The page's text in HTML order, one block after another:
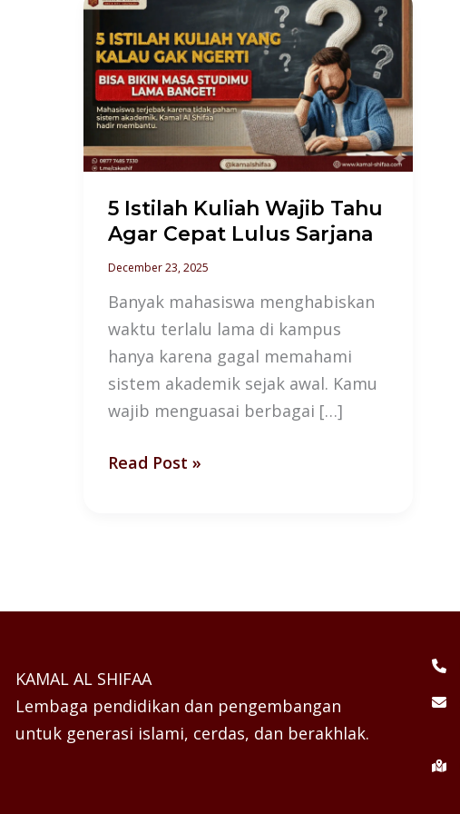
5 Istilah Kuliah Wajib Tahu
Agar Cepat Lulus Sarjana
December 23, 2025
Banyak mahasiswa menghabiskan
waktu terlalu lama di kampus
hanya karena gagal memahami
sistem akademik sejak awal. Kamu
wajib menguasai berbagai […]
Istilah
Kuliah
Wajib
Tahu
Cepat
Sarjana
Read Post »
KAMAL AL SHIFAA
Lembaga pendidikan dan pengembangan
untuk generasi islami, cerdas, dan berakhlak.